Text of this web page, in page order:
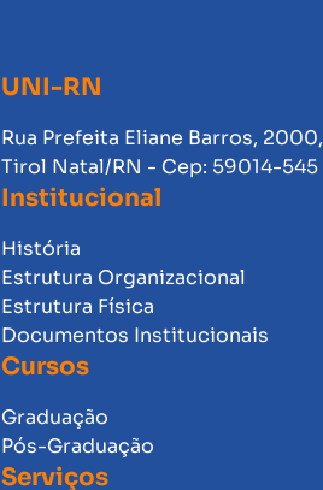
UNI-RN
Rua Prefeita Eliane Barros, 2000,
Tirol Natal/RN - Cep: 59014-545
Institucional
História
Estrutura Organizacional
Estrutura Física
Documentos Institucionais
Cursos
Graduação
Pós-Graduação
Serviços